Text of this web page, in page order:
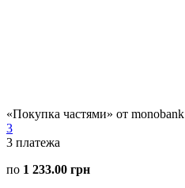
«Покупка частями» от monobank
3
3 платежа
по 1 233.00 грн